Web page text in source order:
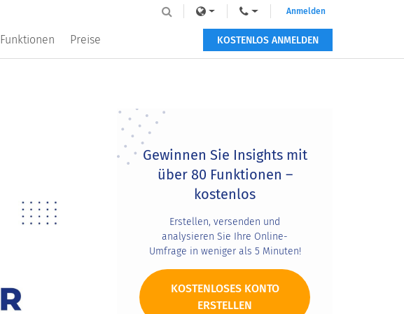
Funktionen Preise
Anmelden
KOSTENLOS ANMELDEN
Primary
Sidebar
Gewinnen Sie Insights mit
über 80 Funktionen –
kostenlos
Erstellen, versenden und
analysieren Sie Ihre Online-
Umfrage in weniger als 5 Minuten!
KOSTENLOSES KONTO
ERSTELLEN